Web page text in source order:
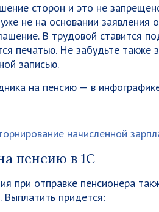
сторон и это не
не на основании заявления
В трудовой ставится
печатью. Не забудьте также
записью.
на пенсию — в
начисленной
пенсию в 1С
при отправке пенсионера
Выплатить придется: